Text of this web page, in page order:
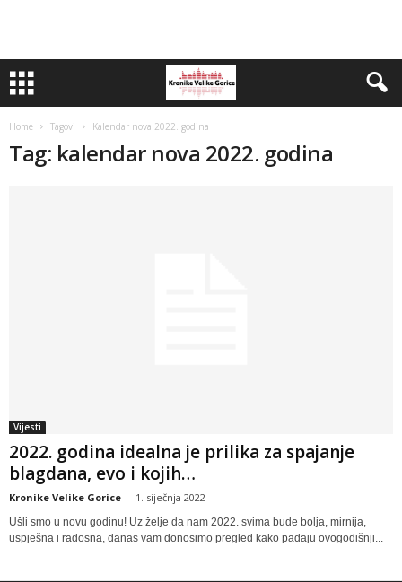
Home Tagovi Kalendar nova 2022. godina
Tag: kalendar nova 2022. godina
Vijesti
2022. godina idealna je prilika za spajanje
blagdana, evo i kojih…
Kronike Velike Gorice - 1. siječnja 2022
Ušli smo u novu godinu! Uz želje da nam 2022. svima bude bolja, mirnija,
uspješna i radosna, danas vam donosimo pregled kako padaju ovogodišnji...